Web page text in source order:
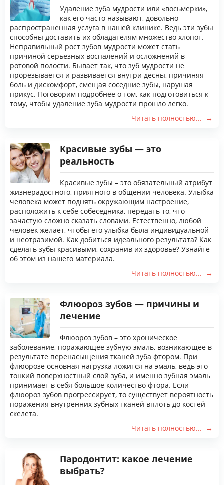
Удаление зуба мудрости или «восьмерки»,
как его часто называют, довольно
распространенная услуга в нашей клинике. Ведь эти зубы
способны доставить их обладателям множество хлопот.
Неправильный рост зубов мудрости может стать
причиной серьезных воспалений и осложнений в
ротовой полости. Бывает так, что зуб мудрости не
прорезывается и развивается внутри десны, причиняя
боль и дискомфорт, смещая соседние зубы, нарушая
прикус. Поговорим подробнее о том, как подготовиться к
тому, чтобы удаление зуба мудрости прошло легко.
Читать полностью...
Красивые зубы — это
реальность
Красивые зубы – это обязательный атрибут
жизнерадостного, приятного в общении человека. Улыбка
человека может поднять окружающим настроение,
расположить к себе собеседника, передать то, что
зачастую сложно сказать словами. Естественно, любой
человек желает, чтобы его улыбка была индивидуальной
и неотразимой. Как добиться идеального результата? Как
сделать зубы красивыми, сохранив их здоровье? Узнайте
об этом из нашего материала.
Читать полностью...
Флюороз зубов — причины и
лечение
Флюороз зубов – это хроническое
заболевание, поражающее зубную эмаль, возникающее в
результате перенасыщения тканей зуба фтором. При
флюорозе основная нагрузка ложится на эмаль, ведь это
тонкий поверхностный слой зуба, и именно зубная эмаль
принимает в себя большое количество фтора. Если
флюороз зубов прогрессирует, то существует вероятность
поражения внутренних зубных тканей вплоть до костей
скелета.
Читать полностью...
Пародонтит: какое лечение
выбрать?